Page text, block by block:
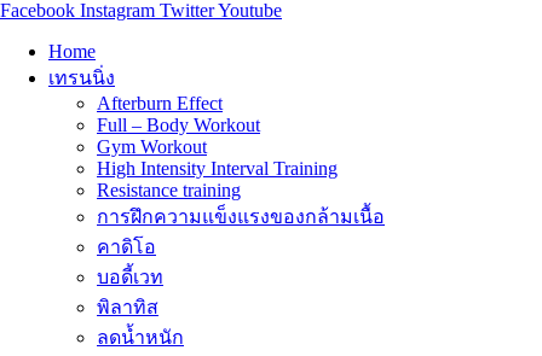
Facebook Instagram TwitterYoutube
Home
เทรนนิ่ง
Afterburn Effect
Full – Body Workout
Gym Workout
High Intensity Interval Training
Resistance training
การฝึกความแข็งแรงของกล้ามเนื้อ
คาดิโอ
บอดี้เวท
พิลาทิส
ลดน้ำหนัก